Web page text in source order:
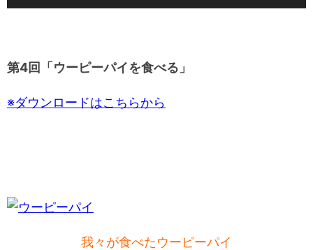
声
ー
第4回「ウーピーパイを食べる」
※ダウンロードはこちらから
我々が食べたウーピーパイ